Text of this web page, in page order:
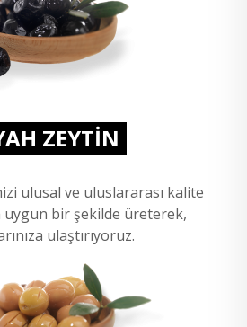
ZEYTİN
ulusal ve uluslararası kalite
uygun bir şekilde üreterek,
ulaştırıyoruz.